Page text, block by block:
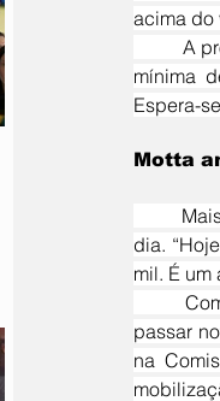
acima do
mínima
Espera-
Motta
dia.
mil. É
passar
na